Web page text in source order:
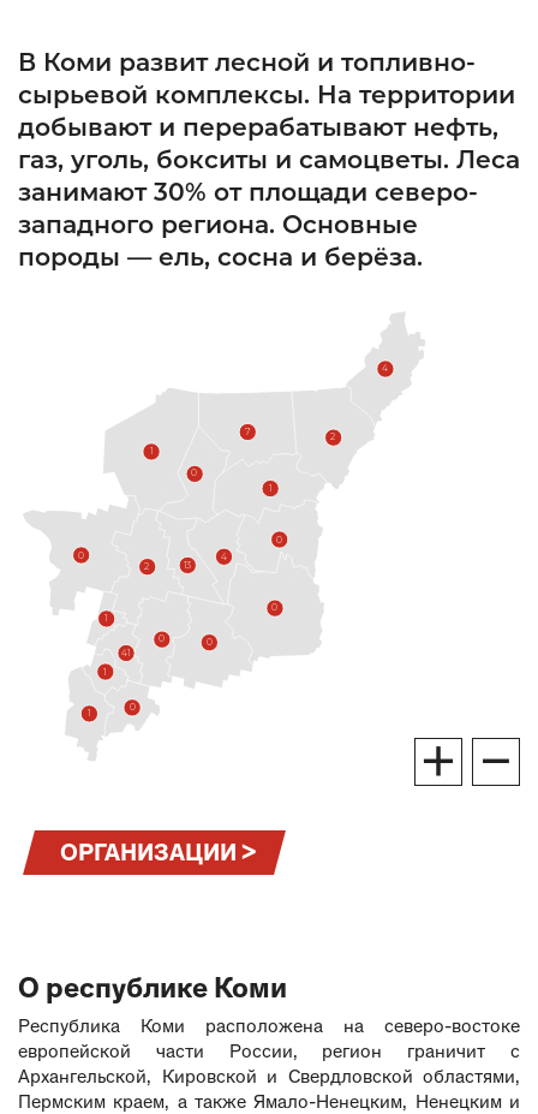
В Коми развит лесной и топливно-
сырьевой комплексы. На территории
добывают и перерабатывают нефть,
газ, уголь, бокситы и самоцветы. Леса
занимают 30% от площади северо-
западного региона. Основные
породы — ель, сосна и берёза.
2
0
2
0
0
1
1
4
41
0
0
13
7
0
1
1
1
4
0
+ −
ОРГАНИЗАЦИИ >
О республике Коми
Республика Коми расположена на северо-востоке
европейской части России, регион граничит с
Архангельской, Кировской и Свердловской областями,
Пермским краем, а также Ямало-Ненецким, Ненецким и